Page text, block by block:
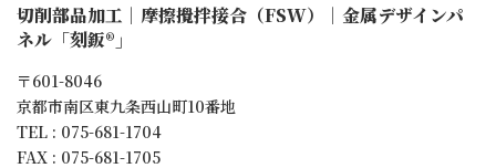
切削部品加工｜摩擦攪拌接合（FSW）｜金属デザインパ
ネル「刻鈑®」
〒601-8046
京都市南区東九条西山町10番地
TEL : 075-681-1704
FAX : 075-681-1705